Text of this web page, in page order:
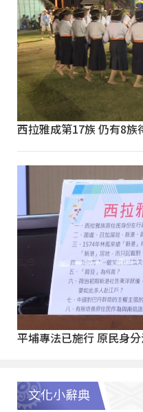
西拉雅成第17族 仍有8族
平埔專法已施行 原民身
文化小辭典